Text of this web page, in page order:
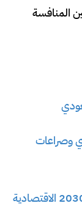
المنافسة
وصراعات